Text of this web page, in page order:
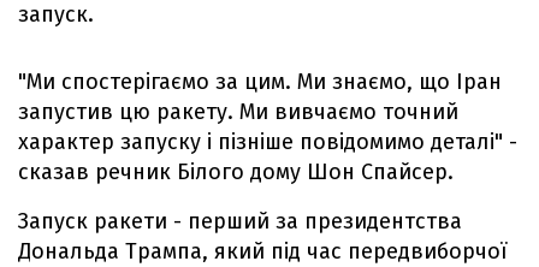
запуск.
"Ми спостерігаємо за цим. Ми знаємо, що Іран
запустив цю ракету. Ми вивчаємо точний
характер запуску і пізніше повідомимо деталі" -
сказав речник Білого дому Шон Спайсер.
Запуск ракети - перший за президентства
Дональда Трампа, який під час передвиборчої